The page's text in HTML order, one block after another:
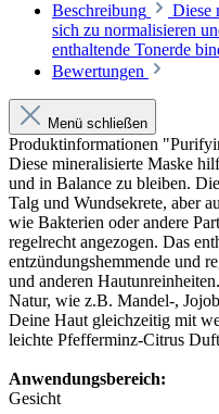
Beschreibung
Diese
sich zu normalisieren
enthaltende Tonerde
Bewertungen
Menü schließen
Produktinformationen
Diese mineralisierte Maske
und in Balance zu bleiben.
Talg und Wundsekrete, aber
wie Bakterien oder andere
regelrecht angezogen. Das
entzündungshemmende und
und anderen
Natur, wie z.B. Mandel-,
Deine Haut gleichzeitig mit
leichte Pfefferminz-Citrus
Anwendungsbereich:
Gesicht